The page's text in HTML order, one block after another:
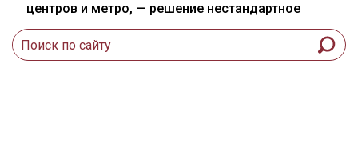
центров и метро, — решение нестандартное